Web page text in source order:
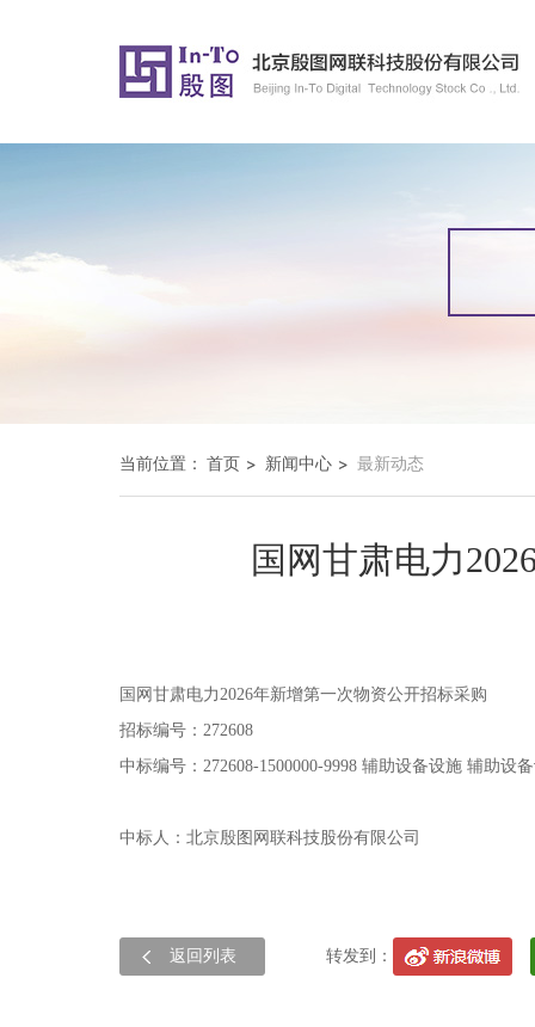
当前位置： 首页 新闻中心 最新动态
国网甘肃电力
国网甘肃电力2026年新增第一次物资公开招标采购
招标编号：272608
中标编号： 272608-1500000-9998 辅助设备设施 辅助设
中标人：北京殷图网联科技股份有限公司
返回列表 转发到：